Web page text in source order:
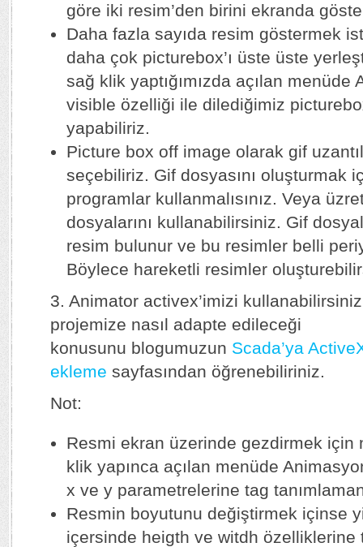
göre iki resim’den birini ekranda
Daha fazla sayıda resim göstermek
daha çok picturebox’ı üste üste
sağ klik yaptığımızda açılan menüde
visible özelliği ile dilediğimiz
yapabiliriz.
Picture box off image olarak gif
seçebiliriz. Gif dosyasını oluşturmak
programlar kullanmalısınız. Veya
dosyalarını kullanabilirsiniz. Gif
resim bulunur ve bu resimler belli
Böylece hareketli resimler
3. Animator activex’imizi
projemize nasıl adapte edileceği
konusunu blogumuzun Scada’ya
ekleme sayfasından öğrenebiliriniz.
Not:
Resmi ekran üzerinde gezdirmek için
klik yapınca açılan menüde
x ve y parametrelerine tag
Resmin boyutunu değiştirmek içinse
içersinde heigth ve witdh özelliklerine